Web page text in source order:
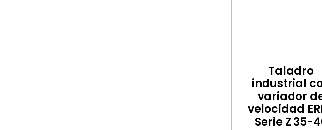
Taladro
industrial
variador
velocidad
Serie Z 35-